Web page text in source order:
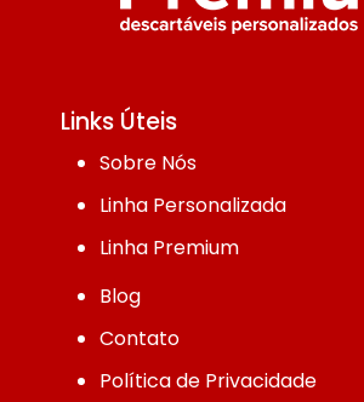
Links Úteis
Sobre Nós
Linha Personalizada
Linha Premium
Blog
Contato
Política de Privacidade